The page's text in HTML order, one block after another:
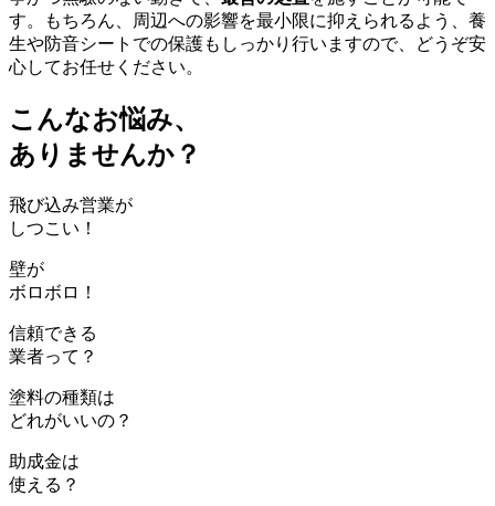
す。もちろん、周辺への影響を最小限に抑えられるよう、養
生や防音シートでの保護もしっかり行いますので、どうぞ安
心してお任せください。
こんなお悩み、
ありませんか？
飛び込み営業が
しつこい！
壁が
ボロボロ！
信頼できる
業者って？
塗料の種類は
どれがいいの？
助成金は
使える？